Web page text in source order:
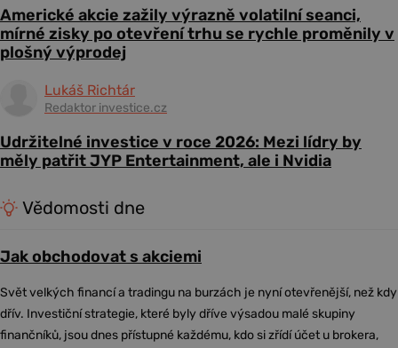
Americké akcie zažily výrazně volatilní seanci,
mírné zisky po otevření trhu se rychle proměnily v
plošný výprodej
Lukáš Richtár
Redaktor investice.cz
Udržitelné investice v roce 2026: Mezi lídry by
měly patřit JYP Entertainment, ale i Nvidia
Vědomosti dne
Jak obchodovat s akciemi
Svět velkých financí a tradingu na burzách je nyní otevřenější, než kdy
dřív. Investiční strategie, které byly dříve výsadou malé skupiny
finančníků, jsou dnes přístupné každému, kdo si zřídí účet u brokera,